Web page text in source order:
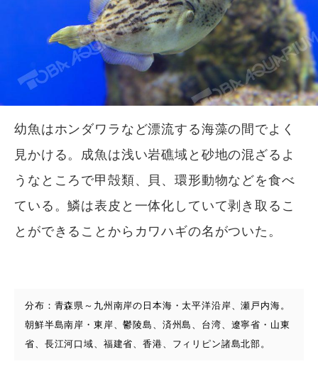
幼魚はホンダワラなど漂流する海藻の間でよく
見かける。成魚は浅い岩礁域と砂地の混ざるよ
うなところで甲殻類、貝、環形動物などを食べ
ている。鱗は表皮と一体化していて剥き取るこ
とができることからカワハギの名がついた。
分布：青森県～九州南岸の日本海・太平洋沿岸、瀬戸内海。
朝鮮半島南岸・東岸、鬱陵島、済州島、台湾、遼寧省・山東
省、長江河口域、福建省、香港、フィリピン諸島北部。